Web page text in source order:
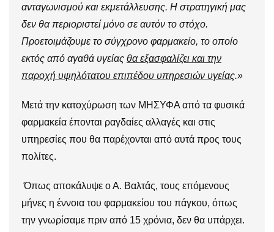
ανταγωνισμού και εκμετάλλευσης. Η στρατηγική μας
δεν θα περιοριστεί μόνο σε αυτόν το στόχο.
Προετοιμάζουμε το σύγχρονο φαρμακείο, το οποίο
εκτός από αγαθά υγείας θα εξασφαλίζει και την
παροχή υψηλότατου επιπέδου υπηρεσιών υγείας.»
Μετά την κατοχύρωση των ΜΗΣΥΦΑ από τα φυσικά
φαρμακεία έπονται ραγδαίες αλλαγές και στις
υπηρεσίες που θα παρέχονται από αυτά προς τους
πολίτες.
Όπως αποκάλυψε ο Α. Βαλτάς, τους επόμενους
μήνες η έννοια του φαρμακείου του πάγκου, όπως
την γνωρίσαμε πριν από 15 χρόνια, δεν θα υπάρχει.